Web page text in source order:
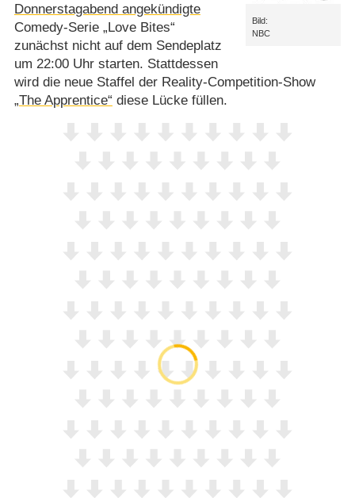
Bild:
NBC
Donnerstagabend angekündigte
Comedy-Serie „Love Bites“
zunächst nicht auf dem Sendeplatz
um 22:00 Uhr starten. Stattdessen
wird die neue Staffel der Reality-Competition-Show
„The Apprentice“ diese Lücke füllen.